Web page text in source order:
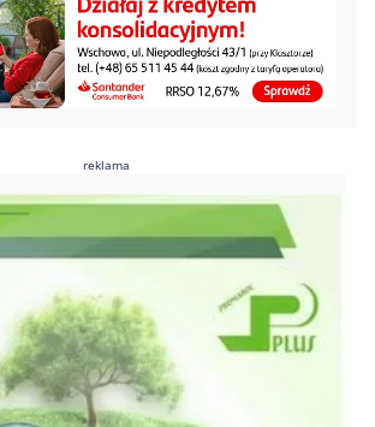
reklama